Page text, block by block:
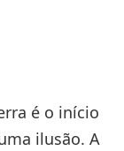
é o início
ilusão. A